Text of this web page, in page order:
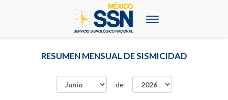
Menú
RESUMEN MENSUAL DE SISMICIDAD
de